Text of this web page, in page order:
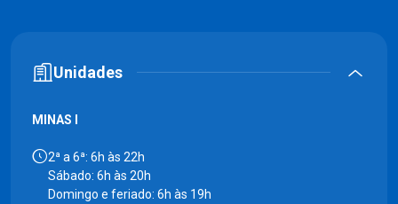
Unidades
MINAS I
2ª a 6ª: 6h às 22h
Sábado: 6h às 20h
Domingo e feriado: 6h às 19h